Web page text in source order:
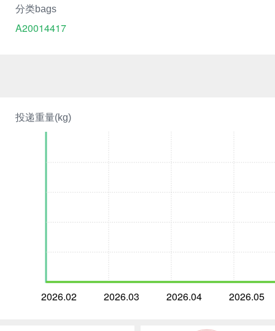
投递重量(kg)
2026.02 2026.03 2026.04 2026.05
分类bags
A20014417